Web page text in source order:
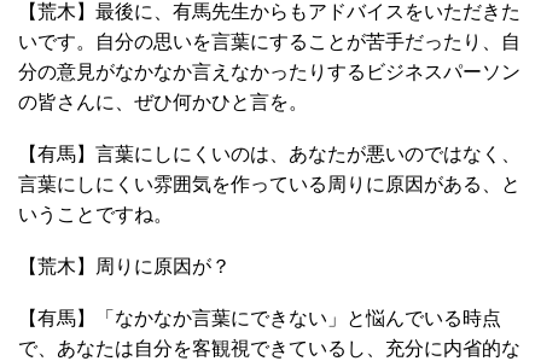
【荒木】最後に、有馬先生からもアドバイスをいただきた
いです。自分の思いを言葉にすることが苦手だったり、自
分の意見がなかなか言えなかったりするビジネスパーソン
の皆さんに、ぜひ何かひと言を。
【有馬】言葉にしにくいのは、あなたが悪いのではなく、
言葉にしにくい雰囲気を作っている周りに原因がある、と
いうことですね。
【荒木】周りに原因が？
【有馬】「なかなか言葉にできない」と悩んでいる時点
で、あなたは自分を客観視できているし、充分に内省的な